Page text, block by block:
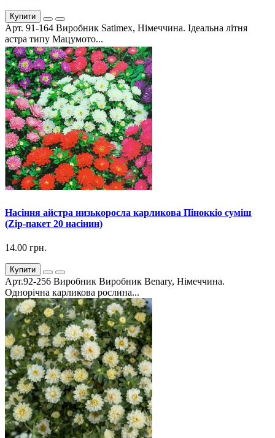
Купити
Арт. 91-164 Виробник Satimex, Німеччина. Ідеальна літня
астра типу Мацумото...
Насіння айстра низькоросла карликова Піноккіо суміш
(Zip-пакет 20 насінин)
14.00 грн.
Купити
Арт.92-256 Виробник Виробник Benary, Німеччина.
Однорічна карликова рослина...